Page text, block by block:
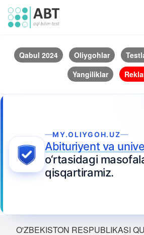
Qabul 2024 Oliygohlar
Yangiliklar
MY.OLIYGOH.UZ
Abituriyent va
o‘rtasidagi
qisqartiramiz.
O'ZBEKISTON RESPUBLIKASI